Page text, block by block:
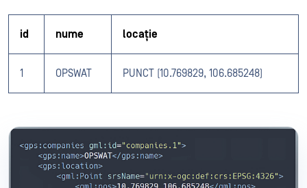
id nume locație
1 OPSWAT PUNCT (10.769829, 106.685248)